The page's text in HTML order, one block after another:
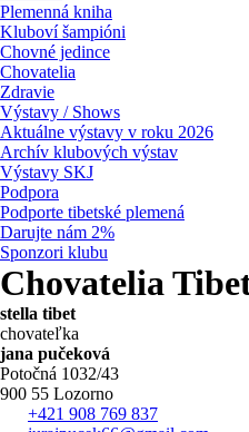
Plemenná kniha
Kluboví šampióni
Chovné jedince
Chovatelia
Zdravie
Výstavy / Shows
Aktuálne výstavy v roku 2026
Archív klubových výstav
Výstavy SKJ
Podpora
Podporte tibetské plemená
Darujte nám 2%
Sponzori klubu
Chovatelia
stella tibet
chovateľka
jana pučeková
Potočná 1032/43
900 55 Lozorno
+421 908 769 837